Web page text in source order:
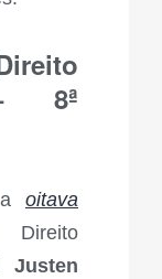
8ª
oitava
Justen